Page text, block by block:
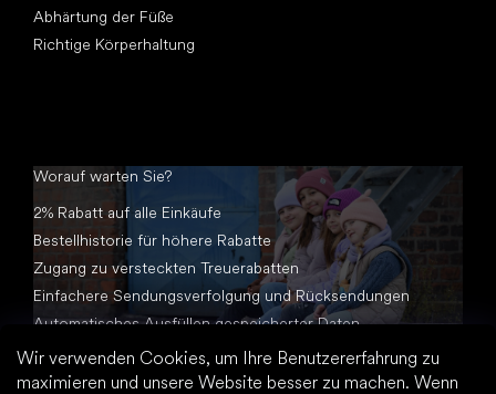
Wir verwenden Cookies, um Ihre Benutzererfahrung zu
maximieren und unsere Website besser zu machen. Wenn
Abhärtung der Füße
Richtige Körperhaltung
Worauf warten Sie?
2% Rabatt auf alle Einkäufe
Bestellhistorie für höhere Rabatte
Zugang zu versteckten Treuerabatten
Einfachere Sendungsverfolgung und Rücksendungen
Automatisches Ausfüllen gespeicherter Daten
Alle Dokumente an einem Ort